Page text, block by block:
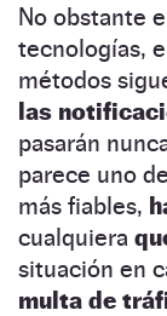
No obstante
tecnologías,
métodos
las
pasarán
parece uno
más fiables,
cualquiera
situación en
multa de